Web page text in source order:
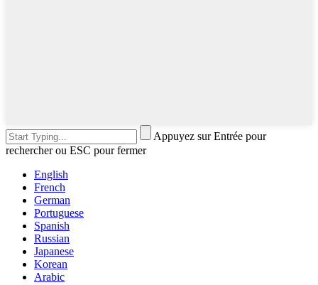
Appuyez sur Entrée pour
rechercher ou ESC pour fermer
English
French
German
Portuguese
Spanish
Russian
Japanese
Korean
Arabic